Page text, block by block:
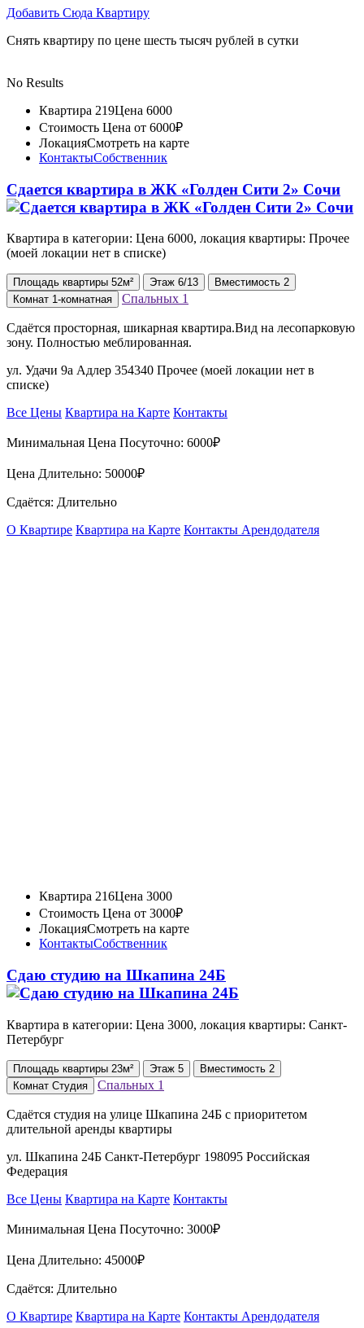
Добавить Сюда Квартиру
Снять квартиру по цене шесть тысяч рублей в сутки
No Results
Квартира 219Цена 6000
Стоимость Цена от 6000₽
ЛокацияСмотреть на карте
КонтактыСобственник
Сдается квартира в ЖК «Голден Сити 2» Сочи
Квартира в категории: Цена 6000, локация квартиры: Прочее
(моей локации нет в списке)
Площадь квартиры 52м² Этаж 6/13 Вместимость 2
Комнат 1-комнатная Спальных 1
Сдаётся просторная, шикарная квартира.Вид на лесопарковую
зону. Полностью меблированная.
ул. Удачи 9а Адлер 354340 Прочее (моей локации нет в
списке)
Все Цены Квартира на Карте Контакты
Минимальная Цена Посуточно: 6000₽
Цена Длительно: 50000₽
Сдаётся: Длительно
О Квартире Квартира на Карте Контакты Арендодателя
Квартира 216Цена 3000
Стоимость Цена от 3000₽
ЛокацияСмотреть на карте
КонтактыСобственник
Сдаю студию на Шкапина 24Б
Квартира в категории: Цена 3000, локация квартиры: Санкт-
Петербург
Площадь квартиры 23м² Этаж 5 Вместимость 2
Комнат Студия Спальных 1
Сдаётся студия на улице Шкапина 24Б с приоритетом
длительной аренды квартиры
ул. Шкапина 24Б Санкт-Петербург 198095 Российская
Федерация
Все Цены Квартира на Карте Контакты
Минимальная Цена Посуточно: 3000₽
Цена Длительно: 45000₽
Сдаётся: Длительно
О Квартире Квартира на Карте Контакты Арендодателя